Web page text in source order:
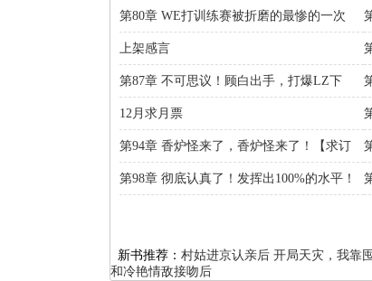
象吧
第80章 WE打训练赛被折磨的最惨的一次
上架感言
第87章 不可思议！顾白出手，打爆LZ下
路！【求订阅】
12月求月票
第94章 香炉怪来了，香炉怪来了！【求订
阅】
第98章 彻底认真了！发挥出100%的水平！
新书推荐： 村姑进京认亲后 开局天灾，我靠
和冷艳情敌接吻后